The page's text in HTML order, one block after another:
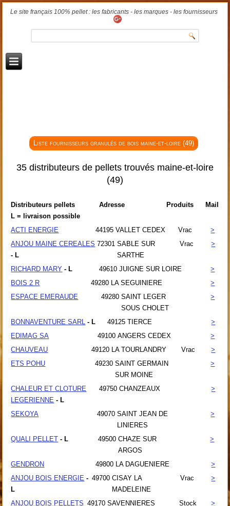
Le site français 100% pellet : les fabricants - les marques - les fournisseurs
Liste fournisseurs granulés de bois maine-et-loire (49)
35 distributeurs de pellets trouvés maine-et-loire
(49)
Distributeurs pellets
L = livraison possible
Adresse Produits Mail
ACTI ENERGIE 44195 VALLET CEDEX Vrac
>
ANJOU MAINE CEREALES
- L
72301 SABLE SUR
SARTHE
Vrac >
RICHARD MARY - L 49610 JUIGNE SUR LOIRE
>
BOIS 2 R
49280 LA SEGUINIERE
>
ESPACE EMERAUDE
49280 SAINT LEGER
SOUS CHOLET
>
BONNAVENTURE SARL - L 49125 TIERCE
>
EDIMAG SA
49100 ANGERS CEDEX
>
CHAUVEAU
49120 LA TOURLANDRY Vrac
>
ETS POHU
49230 SAINT GERMAIN
SUR MOINE
>
CHALEUR ET CLOTURE
LEGERIENNE - L
49750 CHANZEAUX >
SEKOYA 49070 SAINT JEAN DE
LINIERES
>
QUALI PELLET - L 49500 CHAZE SUR
ARGOS
>
GENDRON 49800 LA DAGUENIERE
>
ANJOU BOIS ENERGIE -
L
49700 CISAY LA
MADELEINE
Vrac >
ANJOU BOIS PELLETS 49170 SAVENNIERES Stock >